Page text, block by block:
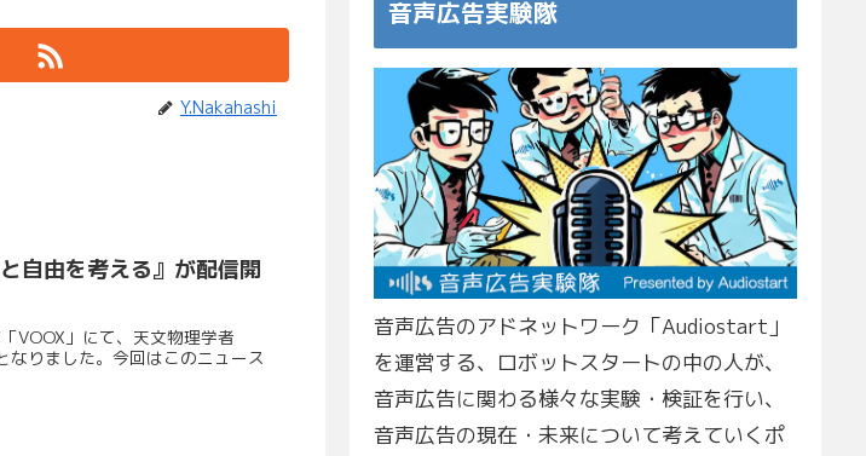
Y.Nakahashi
自由を考える』が配信開
VOOX」にて、天文物理学者
なりました。今回はこのニュース
音声広告実験隊
音声広告のアドネットワーク「Audiostart」
を運営する、ロボットスタートの中の人が、
音声広告に関わる様々な実験・検証を行い、
音声広告の現在・未来について考えていくポ